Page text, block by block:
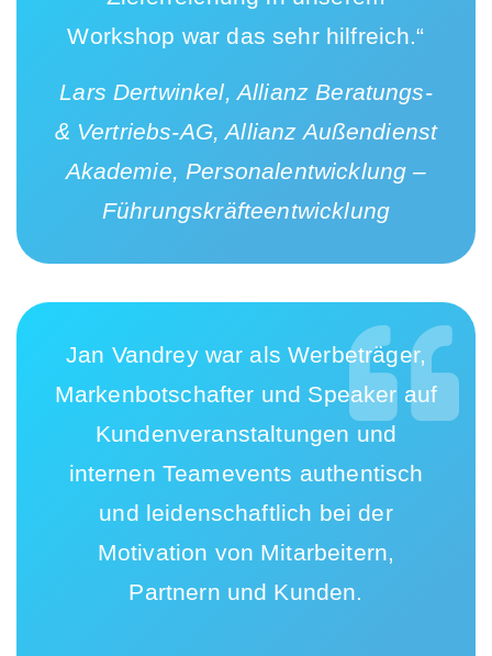
Workshop war das sehr hilfreich.“
Lars Dertwinkel, Allianz Beratungs-
& Vertriebs-AG, Allianz Außendienst
Akademie, Personalentwicklung –
Führungskräfteentwicklung
Jan Vandrey war als Werbeträger,
Markenbotschafter und Speaker auf
Kundenveranstaltungen und
internen Teamevents authentisch
und leidenschaftlich bei der
Motivation von Mitarbeitern,
Partnern und Kunden.